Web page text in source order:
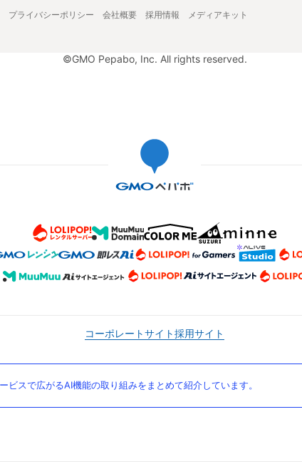
プライバシーポリシー 会社概要 採用情報 メディアキット
©GMO Pepabo, Inc. All rights reserved.
コーポレートサイト採用サイト
スで広がるAI機能の取り組みをまとめて紹介しています。